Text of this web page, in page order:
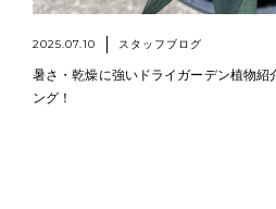
2025.07.10 スタッフブログ
暑さ・乾燥に強いドライガーデン植物紹
ング！